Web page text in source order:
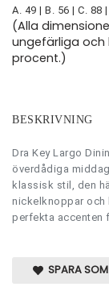
A. 49 | B. 56 | C. 88 |
(Alla
ungefärliga och
procent.)
BESKRIVNING
Dra Key Largo
överdådiga
klassisk stil, den
nickelknoppar och
perfekta accenten
SPARA SOM